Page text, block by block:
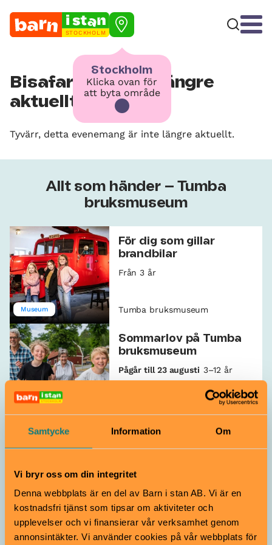
Samtycke Information Om
Vi bryr oss om din integritet
Denna webbplats är en del av Barn i stan AB. Vi är en
kostnadsfri tjänst som tipsar om aktiviteter och
upplevelser och vi finansierar vår verksamhet genom
annonsintäkter. Vi använder cookies på vår webbplats för
STOCKHOLM
Stockholm
Klicka ovan för
att byta område
Bisafari – är inte längre
aktuellt
Tyvärr, detta evenemang är inte längre aktuellt.
Allt som händer – Tumba
bruksmuseum
Museum
För dig som gillar
brandbilar
Från 3 år
Tumba bruksmuseum
Sommarlov på Tumba
bruksmuseum
Pågår till 23 augusti 3–12 år
Verkstad & ateljé
Sedeltillverkningens
hemligheter
Tumba bruksmuseum
Från spargris till Swish